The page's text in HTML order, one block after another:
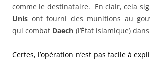
comme le destinataire. En clair, cela
Unis ont fourni des munitions au
qui combat Daech (l’État islamique)
Certes, l’opération n’est pas facile à